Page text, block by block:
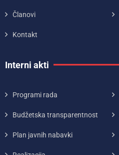
Članovi
Kontakt
Interni akti
Programi rada
Budžetska transparentnost
Plan javnih nabavki